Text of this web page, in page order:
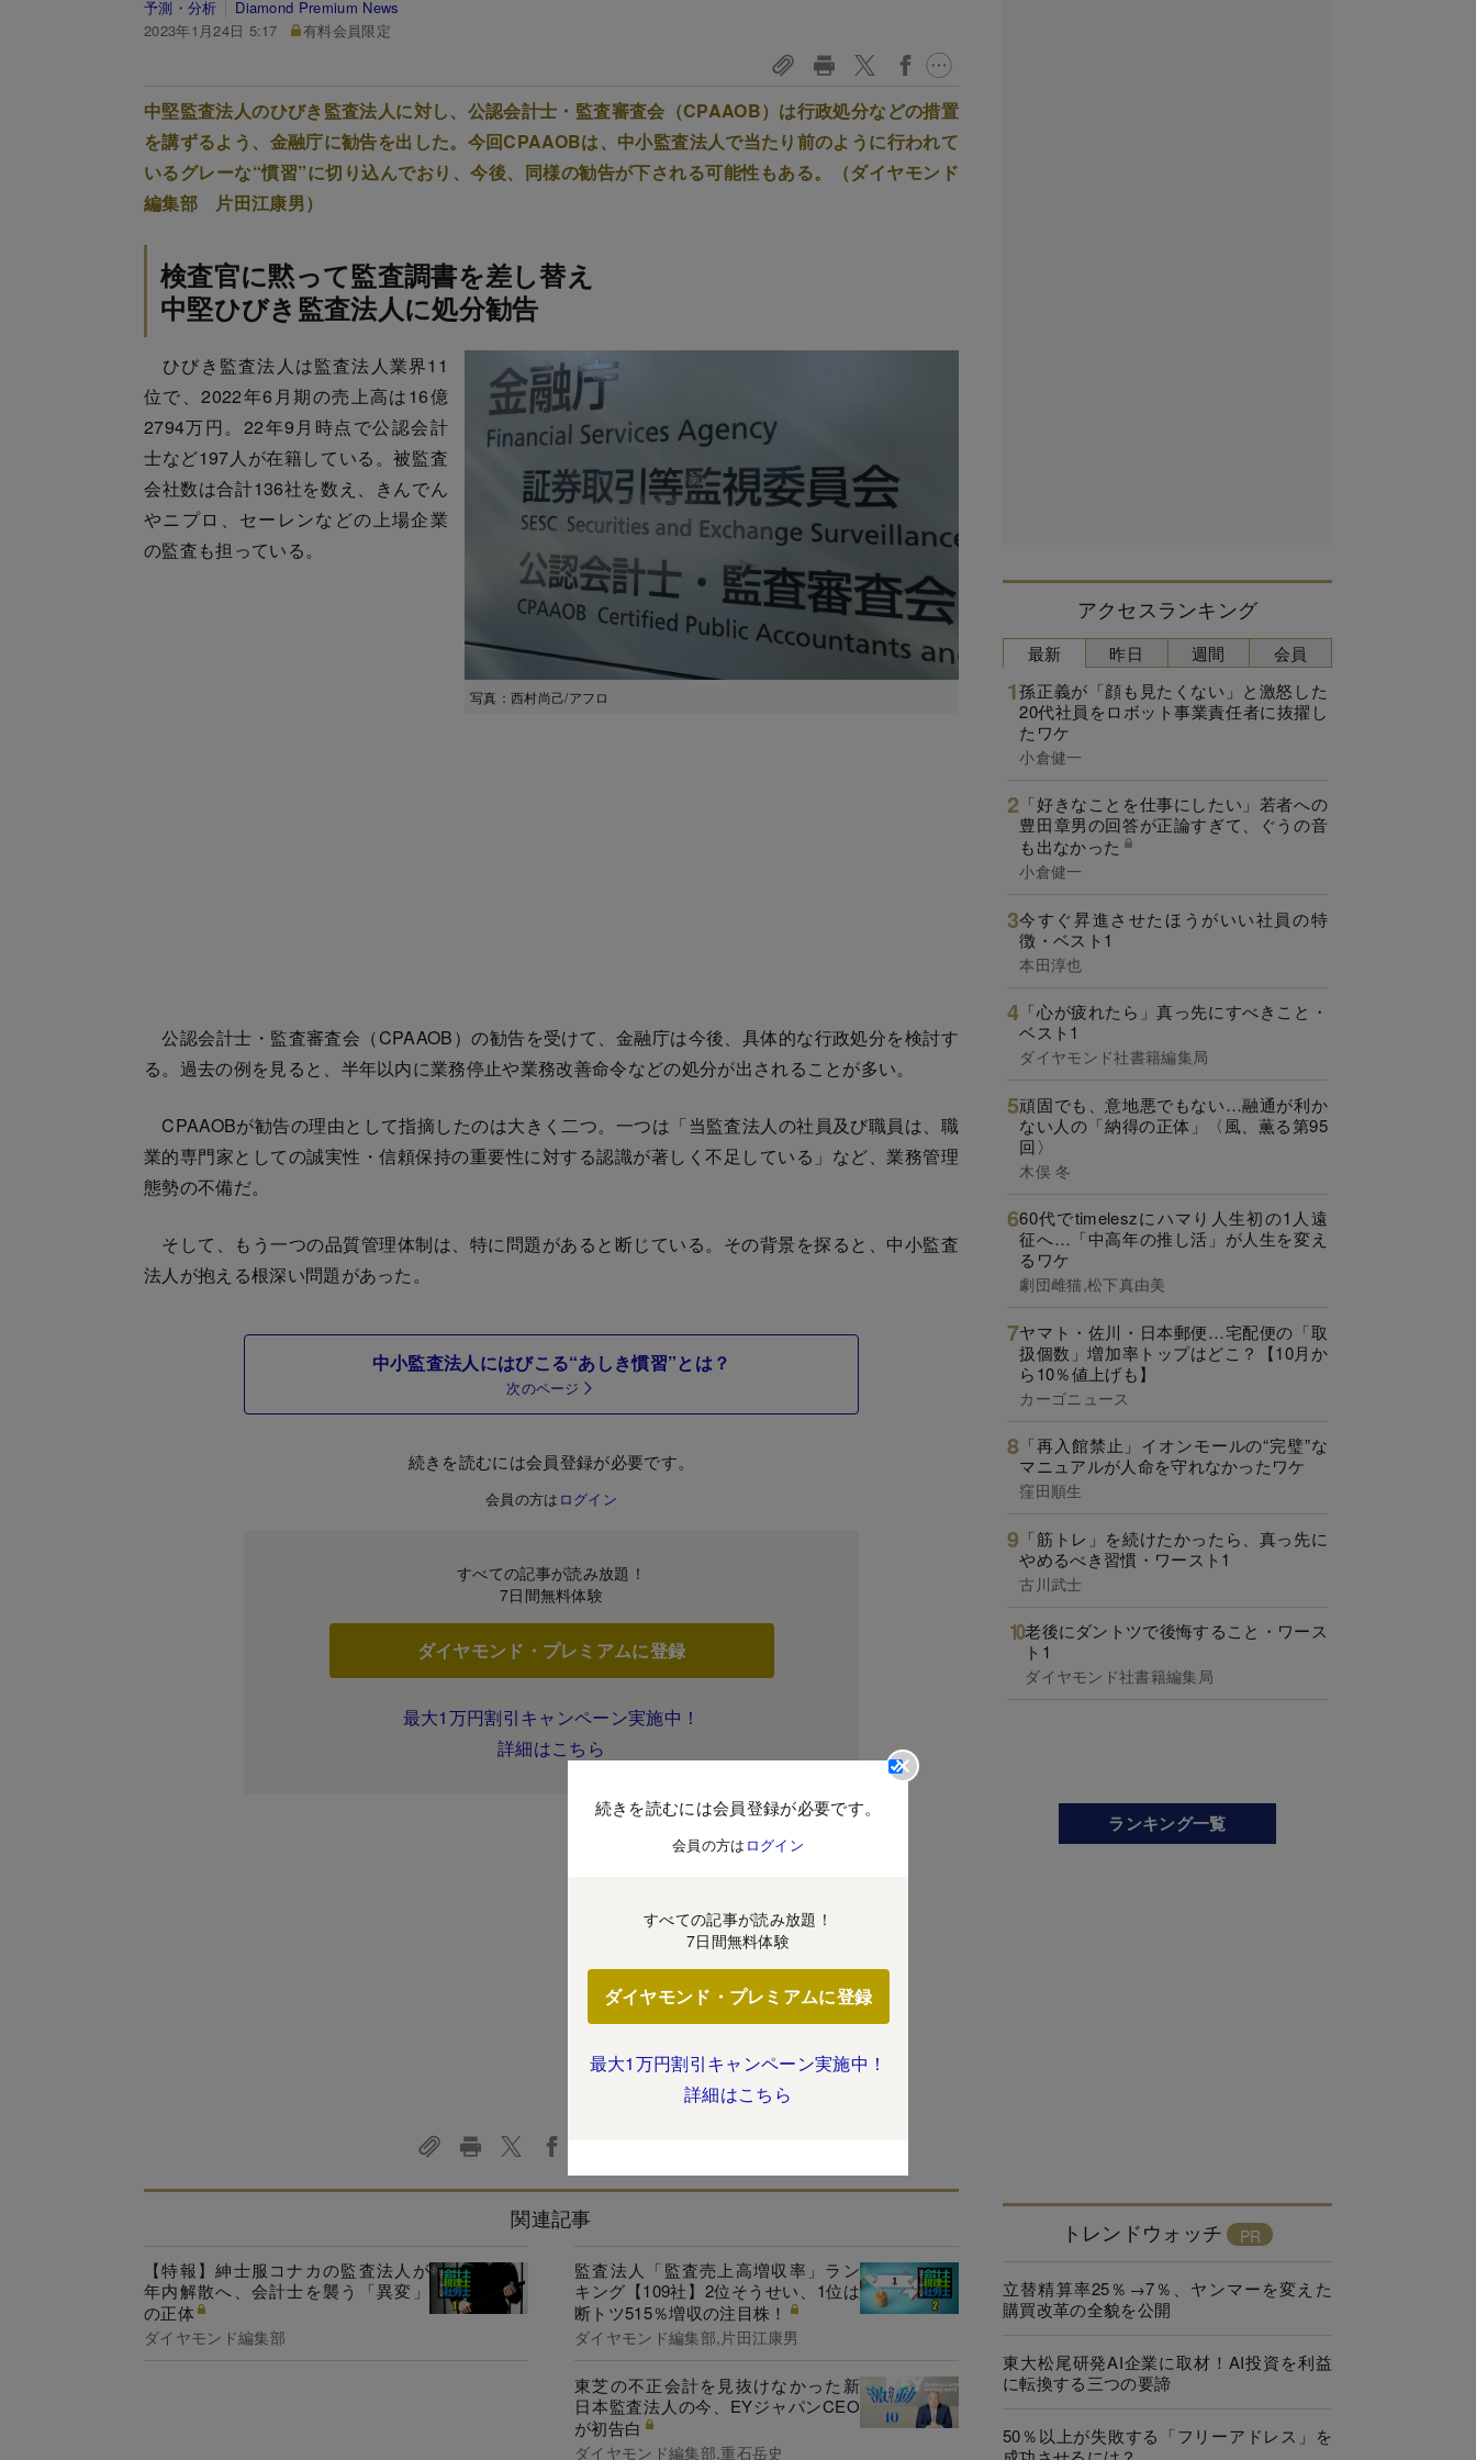
予測・分析
Diamond Premium News
2023年1月24日 5:17
有料会員限定
中堅監査法人のひびき監査法人に対し、公認会計士・監査審査会（CPAAOB）は行政処分などの措置
を講ずるよう、金融庁に勧告を出した。今回CPAAOBは、中小監査法人で当たり前のように行われて
いるグレーな“慣習”に切り込んでおり、今後、同様の勧告が下される可能性もある。（ダイヤモンド
編集部 片田江康男）
検査官に黙って監査調書を差し替え
中堅ひびき監査法人に処分勧告
写真：西村尚己/アフロ
ひびき監査法人は監査法人業界11
位で、2022年6月期の売上高は16億
2794万円。22年9月時点で公認会計
士など197人が在籍している。被監査
会社数は合計136社を数え、きんでん
やニプロ、セーレンなどの上場企業
の監査も担っている。
公認会計士・監査審査会（CPAAOB）の勧告を受けて、金融庁は今後、具体的な行政処分を検討す
る。過去の例を見ると、半年以内に業務停止や業務改善命令などの処分が出されることが多い。
CPAAOBが勧告の理由として指摘したのは大きく二つ。一つは「当監査法人の社員及び職員は、職
業的専門家としての誠実性・信頼保持の重要性に対する認識が著しく不足している」など、業務管理
態勢の不備だ。
そして、もう一つの品質管理体制は、特に問題があると断じている。その背景を探ると、中小監査
法人が抱える根深い問題があった。
中小監査法人にはびこる“あしき慣習”とは？
次のページ
続きを読むには会員登録が必要です。
会員の方は ログイン
すべての記事が読み放題！
7日間無料体験
ダイヤモンド・プレミアムに登録
最大1万円割引キャンペーン実施中！
詳細はこちら
続きを読むには会員登録が必要です。
会員の方は ログイン
すべての記事が読み放題！
7日間無料体験
ダイヤモンド・プレミアムに登録
最大1万円割引キャンペーン実施中！
詳細はこちら
関連記事
【特報】紳士服コナカの監査法人が
年内解散へ、会計士を襲う「異変」
の正体
ダイヤモンド編集部
監査法人「監査売上高増収率」ラン
キング【109社】2位そうせい、1位は
断トツ515％増収の注目株！
ダイヤモンド編集部,片田江康男
東芝の不正会計を見抜けなかった新
日本監査法人の今、EYジャパンCEO
が初告白
ダイヤモンド編集部,重石岳史
アクセスランキング
最新
孫正義が「顔も見たくない」と激怒した
20代社員をロボット事業責任者に抜擢し
たワケ
小倉健一
「好きなことを仕事にしたい」若者への
豊田章男の回答が正論すぎて、ぐうの音
も出なかった
小倉健一
今すぐ昇進させたほうがいい社員の特
徴・ベスト1
本田淳也
「心が疲れたら」真っ先にすべきこと・
ベスト1
ダイヤモンド社書籍編集局
頑固でも、意地悪でもない…融通が利か
ない人の「納得の正体」〈風、薫る第95
回〉
木俣 冬
60代でtimeleszにハマり人生初の1人遠
征へ…「中高年の推し活」が人生を変え
るワケ
劇団雌猫,松下真由美
ヤマト・佐川・日本郵便…宅配便の「取
扱個数」増加率トップはどこ？【10月か
ら10％値上げも】
カーゴニュース
「再入館禁止」イオンモールの“完璧”な
マニュアルが人命を守れなかったワケ
窪田順生
「筋トレ」を続けたかったら、真っ先に
やめるべき習慣・ワースト1
古川武士
老後にダントツで後悔すること・ワース
ト1
ダイヤモンド社書籍編集局
昨日 週間 会員
ランキング一覧
トレンドウォッチ
立替精算率25％→7％、ヤンマーを変えた
購買改革の全貌を公開
東大松尾研発AI企業に取材！AI投資を利益
に転換する三つの要諦
50％以上が失敗する「フリーアドレス」を